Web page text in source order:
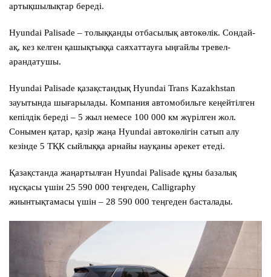
артықшылықтар береді.
Hyundai Palisade – толыққанды отбасылық автокөлік. Сондай-
ақ, кез келген қашықтыққа саяхаттауға ыңғайлы тревел-
арандатушы.
Hyundai Palisade қазақстандық Hyundai Trans Kazakhstan
зауытында шығарылады. Компания автомобильге кеңейтілген
кепілдік береді – 5 жыл немесе 100 000 км жүрілген жол.
Сонымен қатар, қазір жаңа Hyundai автокөлігін сатып алу
кезінде 5 ТҚК сыйлыққа арнайы науқаны әрекет етеді.
Қазақстанда жаңартылған Hyundai Palisade құны базалық
нұсқасы үшін 25 590 000 теңгеден, Calligraphy
жиынтықтамасы үшін – 28 590 000 теңгеден басталады.